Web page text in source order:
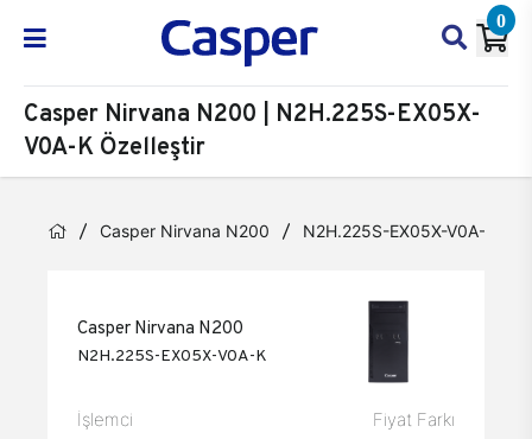
0
Casper Nirvana N200 | N2H.225S-EX05X-
V0A-K Özelleştir
Casper Nirvana N200 N2H.225S-EX05X-V0A-K
Casper Nirvana N200
N2H.225S-EX05X-V0A-K
İşlemci Fiyat Farkı